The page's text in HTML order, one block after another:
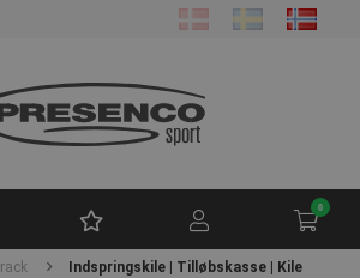
0
Indspringskile | Tilløbskasse | Kile